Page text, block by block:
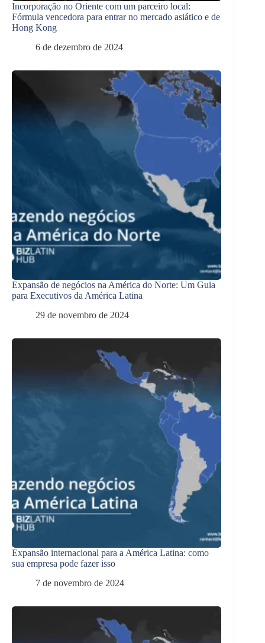
Incorporação no Oriente com um parceiro local:
Fórmula vencedora para entrar no mercado asiático e de
Hong Kong
6 de dezembro de 2024
Expansão de negócios na América do Norte: Um Guia
para Executivos da América Latina
29 de novembro de 2024
Expansão internacional para a América Latina: como
sua empresa pode fazer isso
7 de novembro de 2024